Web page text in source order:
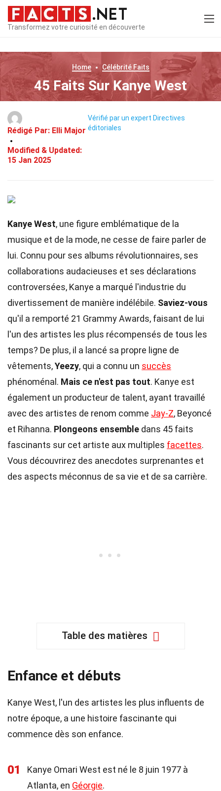
Transformez votre curiosité en découverte
Home CélébritéFaits
45 Faits Sur Kanye West
Rédigé Par: Elli Major
Modified & Updated:
15 Jan 2025
Vérifié par un expert Directives
éditoriales
Kanye West, une figure emblématique de la
musique et de la mode, ne cesse de faire parler de
lui. Connu pour ses albums révolutionnaires, ses
collaborations audacieuses et ses déclarations
controversées, Kanye a marqué l'industrie du
divertissement de manière indélébile. Saviez-vous
qu'il a remporté 21 Grammy Awards, faisant de lui
l'un des artistes les plus récompensés de tous les
temps? De plus, il a lancé sa propre ligne de
vêtements,Yeezy, qui a connu un succès
phénoménal. Mais ce n'est pas tout. Kanye est
également un producteur de talent, ayant travaillé
avec des artistes de renom comme Jay-Z, Beyoncé
et Rihanna. Plongeons ensemble dans 45 faits
fascinants sur cet artiste aux multiples facettes.
Vous découvrirez des anecdotes surprenantes et
des aspects méconnus de sa vie et de sa carrière.
Table des matières
Enfance et débuts
Kanye West, l'un des artistes les plus influents de
notre époque, a une histoire fascinante qui
commence dès son enfance.
01
Kanye Omari West est né le 8 juin 1977 à
Atlanta, en Géorgie.